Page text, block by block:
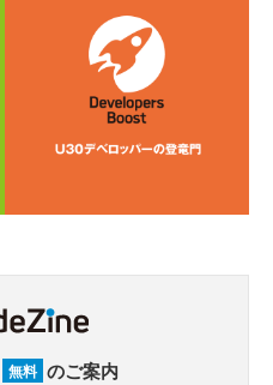
無料 のご案内